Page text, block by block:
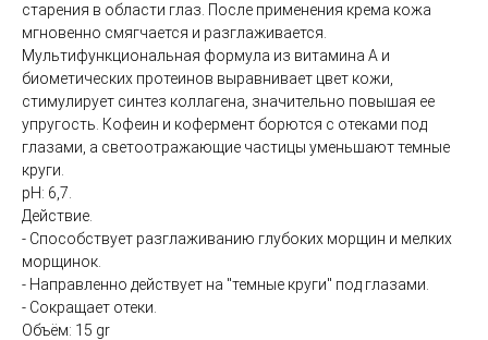
коллаген)
SMAS лифтинг оригинальным
аппаратом ULTHERA System
СМАС лифтинг в косметологии Esthetic Clinic на
оригинальном аппарате ULTHERA
ЛАЗЕРНАЯ КОСМЕТОЛОГИЯ
женщин.
Лазерная эпиляция александритовым лазером
CANDELA GentleLase Pro U (США), прайс для
мужчин.
НИТИ APTOS
старения в области глаз. После применения крема кожа
мгновенно смягчается и разглаживается.
Мультифункциональная формула из витамина А и
биометических протеинов выравнивает цвет кожи,
стимулирует синтез коллагена, значительно повышая ее
упругость. Кофеин и кофермент борются с отеками под
глазами, а светоотражающие частицы уменьшают темные
круги.
pH: 6,7.
Действие.
- Способствует разглаживанию глубоких морщин и мелких
морщинок.
- Направленно действует на "темные круги" под глазами.
- Сокращает отеки.
Объём: 15 gr